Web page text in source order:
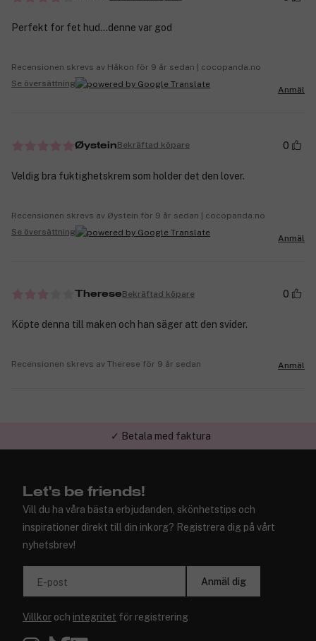
Perfekt for fet hud...denne var god
Recensionen skrevs av Håkon för 9 år sedan | cocopanda.no
Se översättning
Anmäl
ØysteinBekräftad köpare 0
Veldig bra fuktighetskrem som holder det den lover.
Recensionen skrevs av Øystein för 9 år sedan | cocopanda.no
Se översättning
Anmäl
ThereseBekräftad köpare 0
Köpte denna till maken och han säger att den svider.
Recensionen skrevs av Therese för 9 år sedan Anmäl
✓ Trygg E-handel
Let's be friends!
Vill du ha våra bästa erbjudanden, skönhetstips och
inspirationer direkt till din inkorg? Registrera dig på vårt
nyhetsbrev!
E-post Anmäl dig
Villkor och integritet för registrering